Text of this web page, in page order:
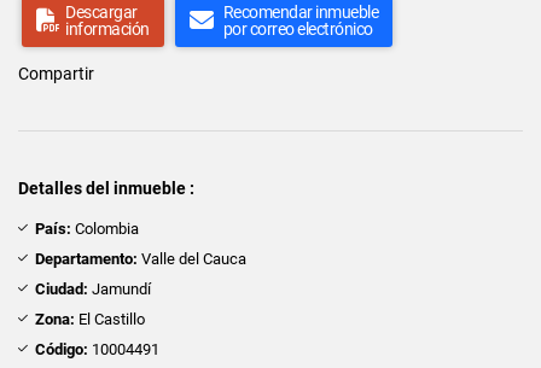
Descargar
información
Recomendar inmueble
por correo electrónico
Compartir
Detalles del inmueble :
País: Colombia
Departamento: Valle del Cauca
Ciudad: Jamundí
Zona: El Castillo
Código: 10004491